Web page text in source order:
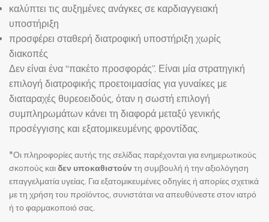
καλύπτει τις αυξημένες ανάγκες σε καρδιαγγειακή
υποστήριξη
προσφέρει σταθερή διατροφική υποστήριξη χωρίς
διακοπές
Δεν είναι ένα “πακέτο προσφοράς”. Είναι μία στρατηγική
επιλογή διατροφικής προετοιμασίας για γυναίκες με
διαταραχές θυρεοειδούς, όταν η σωστή επιλογή
συμπληρωμάτων κάνει τη διαφορά μεταξύ γενικής
προσέγγισης και εξατομικευμένης φροντίδας.
*Οι πληροφορίες αυτής της σελίδας παρέχονται για ενημερωτικούς
σκοπούς καιδεν υποκαθιστούν τη συμβουλή ή την αξιολόγηση
επαγγελματία υγείας. Για εξατομικευμένες οδηγίες ή απορίες σχετικά
με τη χρήση του προϊόντος, συνιστάται να απευθύνεστε στον ιατρό
ή το φαρμακοποιό σας.